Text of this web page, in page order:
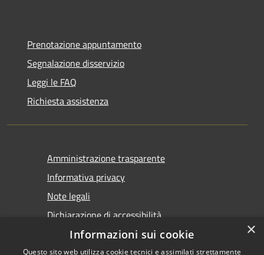
Prenotazione appuntamento
Segnalazione disservizio
Leggi le FAQ
Richiesta assistenza
Amministrazione trasparente
Informativa privacy
Note legali
Dichiarazione di accessibilità
×
Informazioni sui cookie
Questo sito web utilizza cookie tecnici e assimilati strettamente